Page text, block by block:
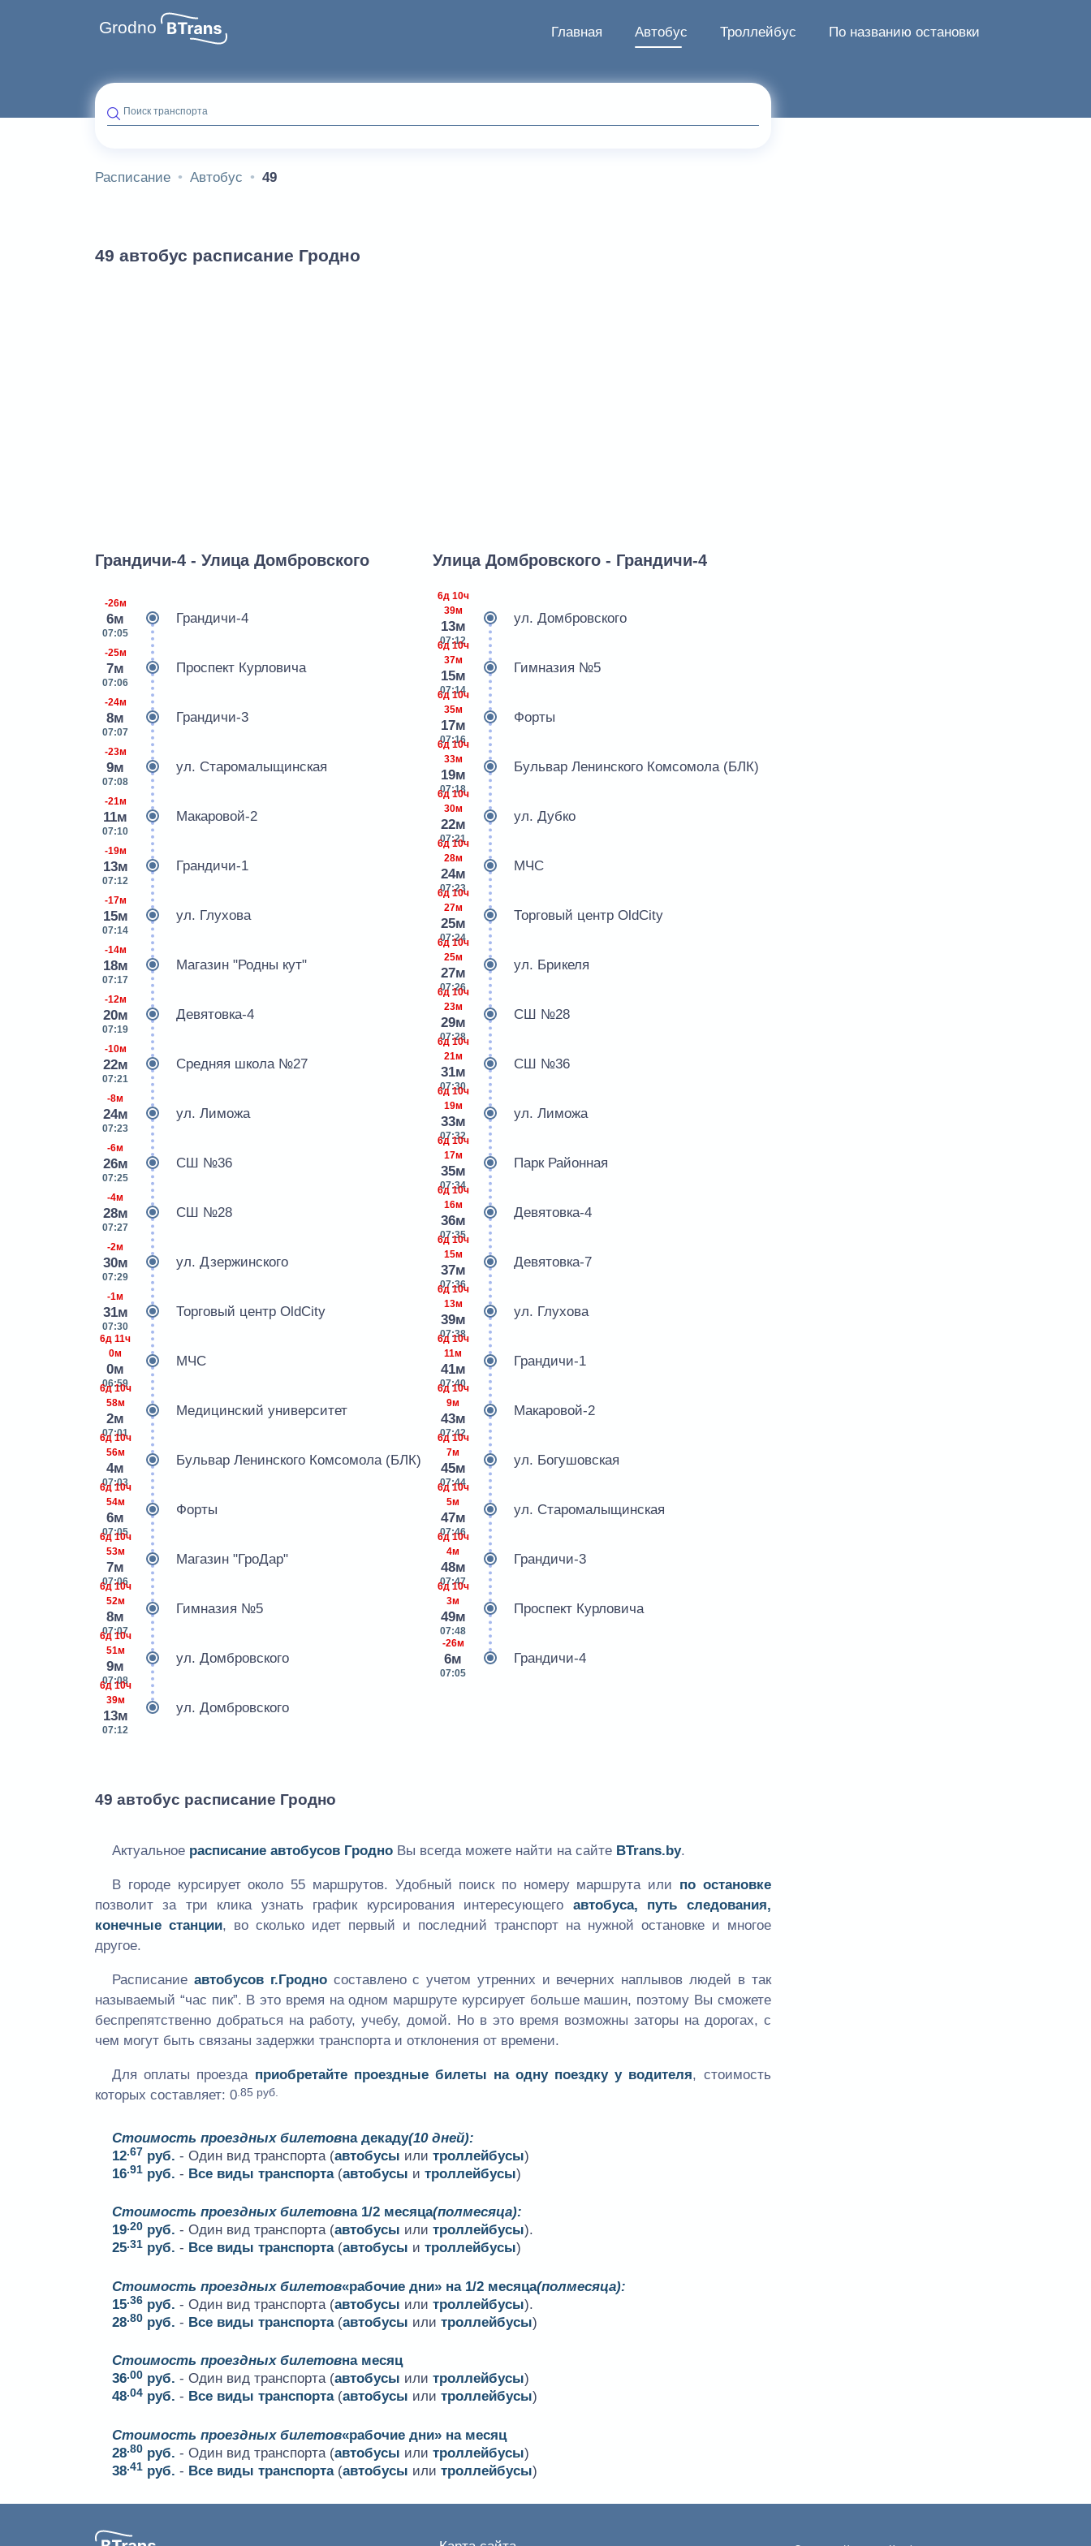
Grodno Главная Автобус Троллейбус По названию остановки
Поиск транспорта
Расписание Автобус 49
49 автобус расписание Гродно
Грандичи-4 - Улица Домбровского
-26м
6м
07:05
Грандичи-4
-25м
7м
07:06
Проспект Курловича
-24м
8м
07:07
Грандичи-3
-23м
9м
07:08
ул. Старомалыщинская
-21м
11м
07:10
Макаровой-2
-19м
13м
07:12
Грандичи-1
-17м
15м
07:14
ул. Глухова
-14м
18м
07:17
Магазин "Родны кут"
-12м
20м
07:19
Девятовка-4
-10м
22м
07:21
Средняя школа №27
-8м
24м
07:23
ул. Лиможа
-6м
26м
07:25
СШ №36
-4м
28м
07:27
СШ №28
-2м
30м
07:29
ул. Дзержинского
-1м
31м
07:30
Торговый центр OldCity
6д 11ч
0м
0м
06:59
МЧС
6д 10ч
58м
2м
07:01
Медицинский университет
6д 10ч
56м
4м
07:03
Бульвар Ленинского Комсомола (БЛК)
6д 10ч
54м
6м
07:05
Форты
6д 10ч
53м
7м
07:06
Магазин "ГроДар"
6д 10ч
52м
8м
07:07
Гимназия №5
6д 10ч
51м
9м
07:08
ул. Домбровского
6д 10ч
39м
13м
07:12
ул. Домбровского
Улица Домбровского - Грандичи-4
6д 10ч
39м
13м
07:12
ул. Домбровского
6д 10ч
37м
15м
07:14
Гимназия №5
6д 10ч
35м
17м
07:16
Форты
6д 10ч
33м
19м
07:18
Бульвар Ленинского Комсомола (БЛК)
6д 10ч
30м
22м
07:21
ул. Дубко
6д 10ч
28м
24м
07:23
МЧС
6д 10ч
27м
25м
07:24
Торговый центр OldCity
6д 10ч
25м
27м
07:26
ул. Брикеля
6д 10ч
23м
29м
07:28
СШ №28
6д 10ч
21м
31м
07:30
СШ №36
6д 10ч
19м
33м
07:32
ул. Лиможа
6д 10ч
17м
35м
07:34
Парк Районная
6д 10ч
16м
36м
07:35
Девятовка-4
6д 10ч
15м
37м
07:36
Девятовка-7
6д 10ч
13м
39м
07:38
ул. Глухова
6д 10ч
11м
41м
07:40
Грандичи-1
6д 10ч
9м
43м
07:42
Макаровой-2
6д 10ч
7м
45м
07:44
ул. Богушовская
6д 10ч
5м
47м
07:46
ул. Старомалыщинская
6д 10ч
4м
48м
07:47
Грандичи-3
6д 10ч
3м
49м
07:48
Проспект Курловича
-26м
6м
07:05
Грандичи-4
49 автобус расписание Гродно
Актуальное расписание автобусов Гродно Вы всегда можете найти на сайте BTrans.by.
В городе курсирует около 55 маршрутов. Удобный поиск по номеру маршрута или по остановке
позволит за три клика узнать график курсирования интересующего автобуса, путь следования,
конечные станции, во сколько идет первый и последний транспорт на нужной остановке и многое
другое.
Расписаниеавтобусов г.Гродносоставлено с учетом утренних и вечерних наплывов людей в так
называемый “час пик”. В это время на одном маршруте курсирует больше машин, поэтому Вы сможете
беспрепятственно добраться на работу, учебу, домой. Но в это время возможны заторы на дорогах, с
чем могут быть связаны задержки транспорта и отклонения от времени.
Для оплаты проезда приобретайте проездные билеты на одну поездку у водителя, стоимость
которых составляет: 0.85 руб.
Стоимость проездных билетовна декаду(10 дней):
12.67 руб. - Один вид транспорта (автобусы илитроллейбусы)
16.91 руб. - Все виды транспорта(автобусы итроллейбусы)
Стоимость проездных билетовна 1/2 месяца(полмесяца):
19.20 руб. - Один вид транспорта (автобусы илитроллейбусы).
25.31 руб. - Все виды транспорта(автобусы итроллейбусы)
Стоимость проездных билетов«рабочие дни» на 1/2 месяца(полмесяца):
15.36 руб. - Один вид транспорта (автобусы илитроллейбусы).
28.80 руб. - Все виды транспорта(автобусы илитроллейбусы)
Стоимость проездных билетовна месяц
36.00 руб. - Один вид транспорта (автобусы илитроллейбусы)
48.04 руб. - Все виды транспорта(автобусы илитроллейбусы)
Стоимость проездных билетов«рабочие дни» на месяц
28.80 руб. - Один вид транспорта (автобусы илитроллейбусы)
38.41 руб. - Все виды транспорта(автобусы илитроллейбусы)